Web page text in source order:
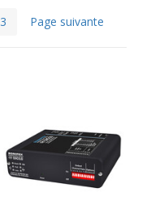
3 Page suivante